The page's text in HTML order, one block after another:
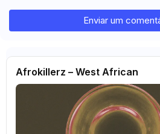
Enviar um
Afrokillerz – West African